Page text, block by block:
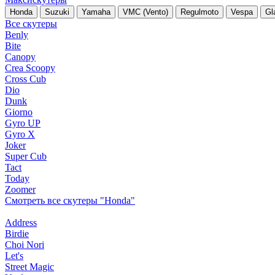
Honda Suzuki Yamaha VMC (Vento) Regulmoto Vespa
Все скутеры
Benly
Bite
Canopy
Crea Scoopy
Cross Cub
Dio
Dunk
Giorno
Gyro UP
Gyro X
Joker
Super Cub
Tact
Today
Zoomer
Смотреть все скутеры "Honda"
Address
Birdie
Choi Nori
Let's
Street Magic